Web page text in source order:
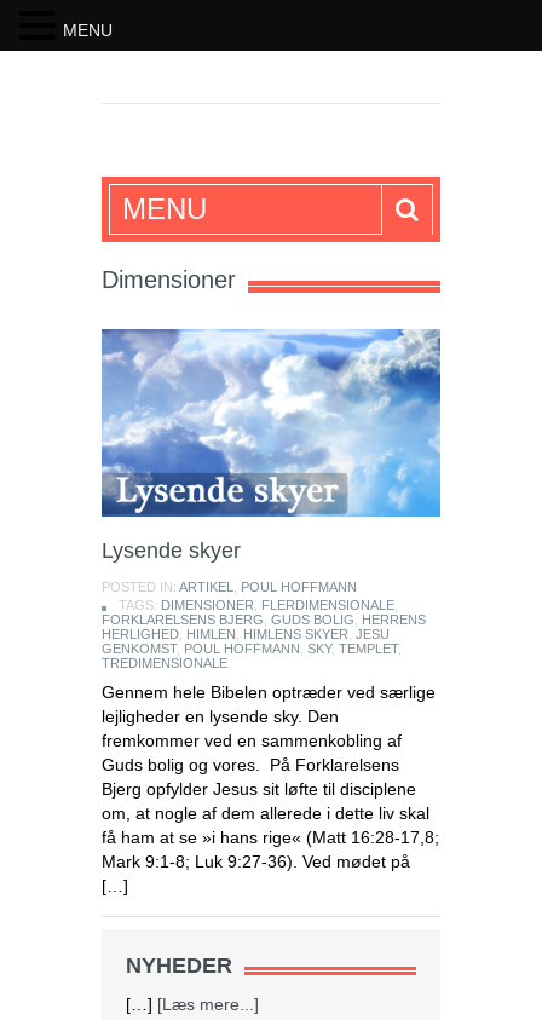
SKRIFTEN
MENU
Dimensioner
Lysende skyer
POSTED IN: ARTIKEL
POUL HOFFMANN
TAGS: DIMENSIONER FLERDIMENSIONALE
FORKLARELSENS BJERG GUDS BOLIG
HERRENS
HERLIGHED
HIMLEN HIMLENS SKYER JESU
GENKOMST, POUL HOFFMANN SKY, TEMPLET,
TREDIMENSIONALE
Gennem hele Bibelen optræder ved særlige
lejligheder en lysende sky. Den
fremkommer ved en sammenkobling af
Guds bolig og vores. På Forklarelsens
Bjerg opfylder Jesus sit løfte til disciplene
om, at nogle af dem allerede i dette liv skal
få ham at se »i hans rige« (Matt 16:28-17,8;
Mark 9:1-8; Luk 9:27-36). Ved mødet på
[…]
NYHEDER
Israel tester dronelevering af blod og
MENU